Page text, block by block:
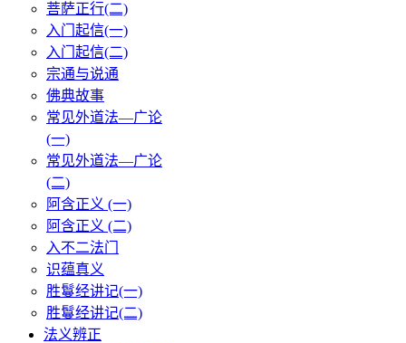
菩萨正行(二)
入门起信(一)
入门起信(二)
宗通与说通
佛典故事
常见外道法—广论
(一)
常见外道法—广论
(二)
阿含正义 (一)
阿含正义 (二)
入不二法门
识蕴真义
胜鬘经讲记(一)
胜鬘经讲记(二)
法义辨正